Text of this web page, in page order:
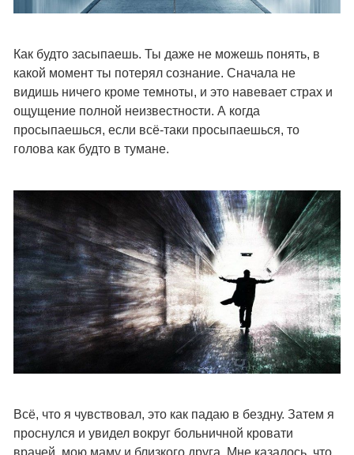
Как будто засыпаешь. Ты даже не можешь понять, в
какой момент ты потерял сознание. Сначала не
видишь ничего кроме темноты, и это навевает страх и
ощущение полной неизвестности. А когда
просыпаешься, если всё-таки просыпаешься, то
голова как будто в тумане.
Всё, что я чувствовал, это как падаю в бездну. Затем я
проснулся и увидел вокруг больничной кровати